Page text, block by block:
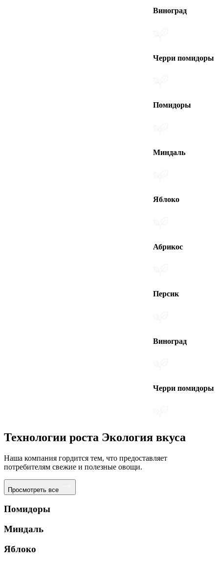
Виноград
Черри помидоры
Помидоры
Виноград
Черри помидоры
Технологии роста Экология вкуса
Наша компания гордится тем, что предоставляет
потребителям свежие и полезные овощи.
Просмотреть все
Помидоры
Миндаль
Яблоко